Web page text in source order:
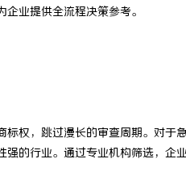
业提供全流程决策参考。
标权，跳过漫长的审查周期。对
强的行业。通过专业机构筛选，